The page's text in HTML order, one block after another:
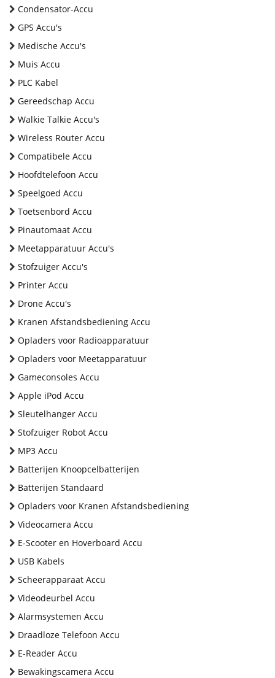
Condensator-Accu
GPS Accu's
Medische Accu's
Muis Accu
PLC Kabel
Gereedschap Accu
Walkie Talkie Accu's
Wireless Router Accu
Compatibele Accu
Hoofdtelefoon Accu
Speelgoed Accu
Toetsenbord Accu
Pinautomaat Accu
Meetapparatuur Accu's
Stofzuiger Accu's
Printer Accu
Drone Accu's
Kranen Afstandsbediening Accu
Opladers voor Radioapparatuur
Opladers voor Meetapparatuur
Gameconsoles Accu
Apple iPod Accu
Sleutelhanger Accu
Stofzuiger Robot Accu
MP3 Accu
Batterijen Knoopcelbatterijen
Batterijen Standaard
Opladers voor Kranen Afstandsbediening
Videocamera Accu
E-Scooter en Hoverboard Accu
USB Kabels
Scheerapparaat Accu
Videodeurbel Accu
Alarmsystemen Accu
Draadloze Telefoon Accu
E-Reader Accu
Bewakingscamera Accu